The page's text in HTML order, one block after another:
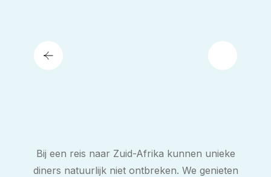
Bij een reis naar Zuid-Afrika kunnen unieke
diners natuurlijk niet ontbreken. We genieten